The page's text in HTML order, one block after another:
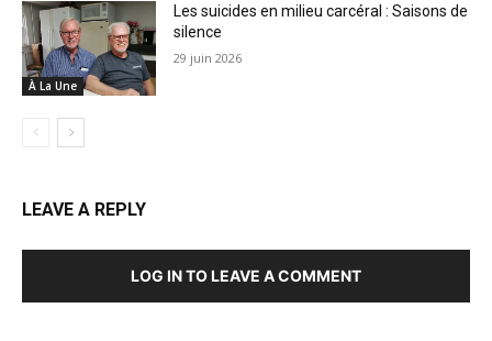
À La Une
Les suicides en milieu carcéral : Saisons de
silence
29 juin 2026
LEAVE A REPLY
LOG IN TO LEAVE A COMMENT